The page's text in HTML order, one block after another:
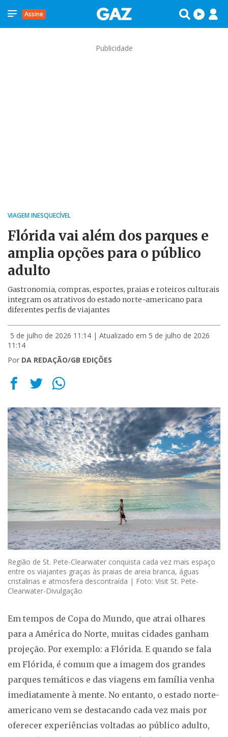
Assine
Publicidade
VIAGEM INESQUECÍVEL
Flórida vai além dos parques e
amplia opções para o público
adulto
Gastronomia, compras, esportes, praias e roteiros culturais
integram os atrativos do estado norte-americano para
diferentes perfis de viajantes
5 de julho de 2026 11:14 | Atualizado em 5 de julho de 2026
11:14
Por DA REDAÇÃO/GB EDIÇÕES
Região de St. Pete-Clearwater conquista cada vez mais espaço
entre os viajantes graças às praias de areia branca, águas
cristalinas e atmosfera descontraída | Foto: Visit St. Pete-
Clearwater-Divulgação
Em tempos de Copa do Mundo, que atrai olhares
para a América do Norte, muitas cidades ganham
projeção. Por exemplo: a Flórida. E quando se fala
em Flórida, é comum que a imagem dos grandes
parques temáticos e das viagens em família venha
imediatamente à mente. No entanto, o estado norte-
americano vem se destacando cada vez mais por
oferecer experiências voltadas ao público adulto,